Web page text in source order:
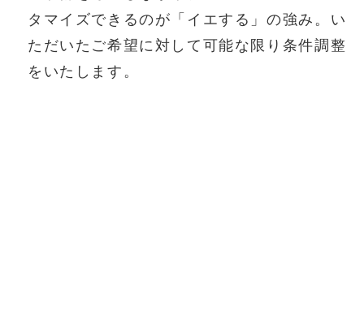
タマイズできるのが「イエする」の強み。い
ただいたご希望に対して可能な限り条件調整
をいたします。